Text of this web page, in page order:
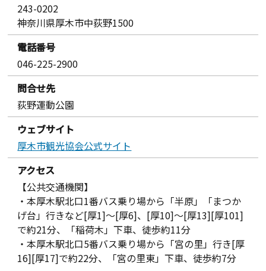
243-0202
神奈川県厚木市中荻野1500
電話番号
046-225-2900
問合せ先
荻野運動公園
ウェブサイト
厚木市観光協会公式サイト
アクセス
【公共交通機関】
・本厚木駅北口1番バス乗り場から「半原」「まつか
げ台」行きなど[厚1]～[厚6]、[厚10]～[厚13][厚101]
で約21分、「稲荷木」下車、徒歩約11分
・本厚木駅北口5番バス乗り場から「宮の里」行き[厚
16][厚17]で約22分、「宮の里東」下車、徒歩約7分